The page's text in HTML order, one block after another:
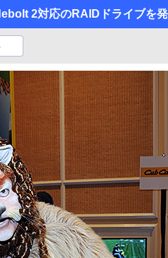
2対応のRAIDドライブを